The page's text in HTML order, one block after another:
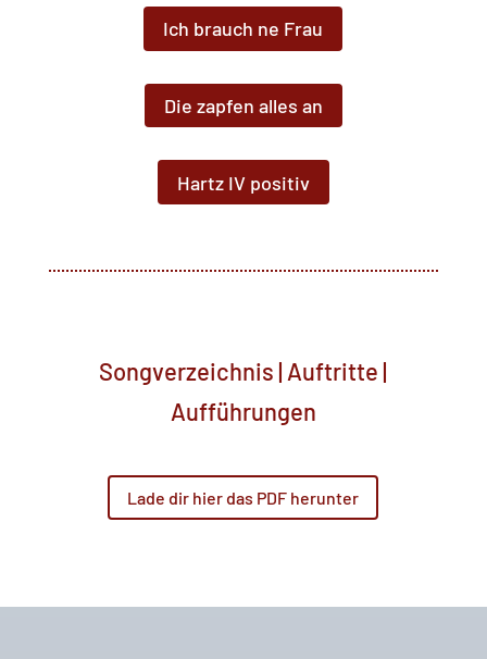
Ich brauch ne Frau
Die zapfen alles an
Hartz IV positiv
Songverzeichnis | Auftritte |
Aufführungen
Lade dir hier das PDF herunter